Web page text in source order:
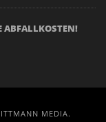
ABFALLKOSTEN!
MEDIA.